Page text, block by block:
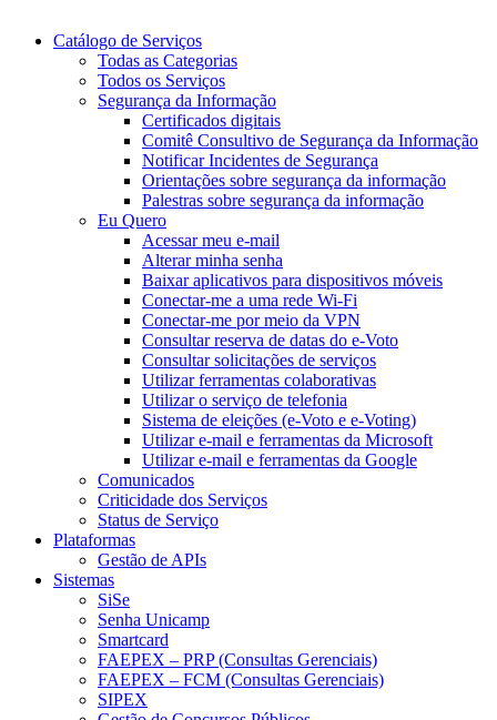
Catálogo de Serviços
Todas as Categorias
Todos os Serviços
Segurança da Informação
Certificados digitais
Comitê Consultivo de Segurança da Informação
Notificar Incidentes de Segurança
Orientações sobre segurança da informação
Palestras sobre segurança da informação
Eu Quero
Acessar meu e-mail
Alterar minha senha
Baixar aplicativos para dispositivos móveis
Conectar-me a uma rede Wi-Fi
Conectar-me por meio da VPN
Consultar reserva de datas do e-Voto
Consultar solicitações de serviços
Utilizar ferramentas colaborativas
Utilizar o serviço de telefonia
Sistema de eleições (e-Voto e e-Voting)
Utilizar e-mail e ferramentas da Microsoft
Utilizar e-mail e ferramentas da Google
Comunicados
Criticidade dos Serviços
Status de Serviço
Plataformas
Gestão de APIs
Sistemas
SiSe
Senha Unicamp
Smartcard
FAEPEX – PRP (Consultas Gerenciais)
FAEPEX – FCM (Consultas Gerenciais)
SIPEX